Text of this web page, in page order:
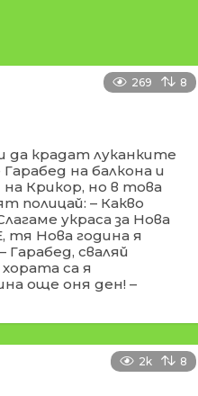
269 8
да крадат луканките
на балкона и
на Крикор, но в това
полицай: – Какво
украса за Нова
тя Нова година я
сваляй
са я
още оня ден! –
2k 8